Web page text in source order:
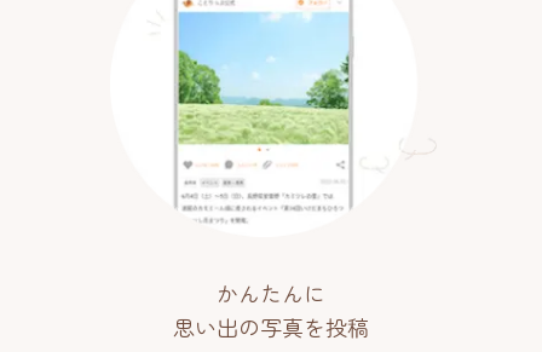
かんたんに
思い出の写真を投稿